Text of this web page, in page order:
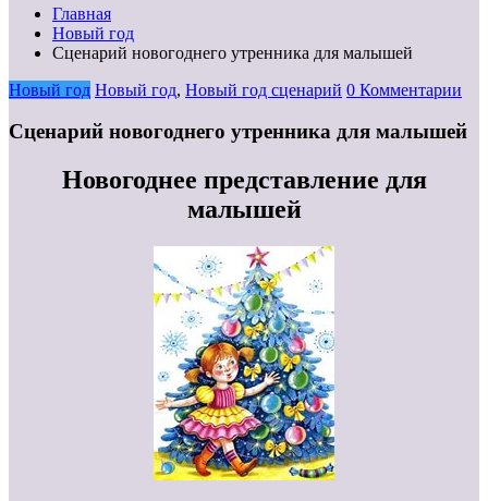
Главная
Новый год
Сценарий новогоднего утренника для малышей
Новый год Новый год, Новый год сценарий 0 Комментарии
Сценарий новогоднего утренника для малышей
Новогоднее представление для
малышей